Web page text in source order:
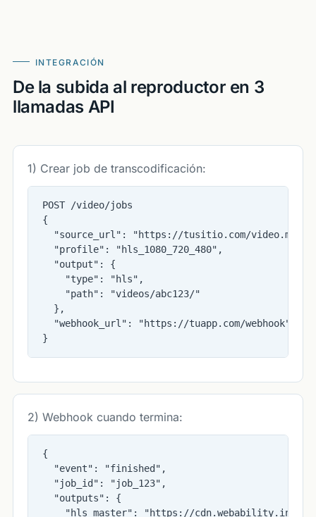
INTEGRACIÓN
De la subida al reproductor en 3
llamadas API
1) Crear job de transcodificación:
POST /video/jobs
{
  "source_url": "https://tusitio.com/video.mp4",
  "profile": "hls_1080_720_480",
  "output": {
    "type": "hls",
    "path": "videos/abc123/"
  },
  "webhook_url": "https://tuapp.com/webhook"
}
2) Webhook cuando termina:
{
  "event": "finished",
  "job_id": "job_123",
  "outputs": {
    "hls_master": "https://cdn.webability.info/